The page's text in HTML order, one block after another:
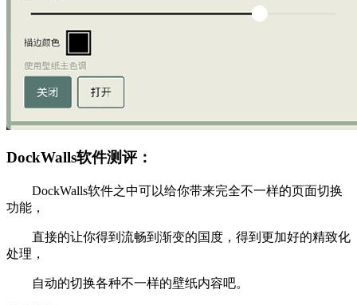
DockWalls软件测评：
DockWalls软件之中可以给你带来完全不一样的页面切换
功能，
直接的让你得到流畅到渐变的国度，得到更加好的精致化
处理，
自动的切换各种不一样的壁纸内容吧。